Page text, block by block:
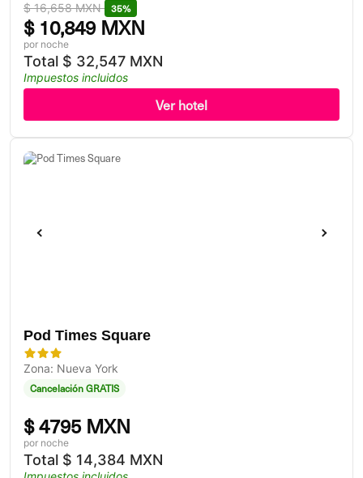
$16,658 MXN 35%
$10,849 MXN
por noche
Total $ 32,547 MXN
Impuestos incluidos
Ver hotel
Pod Times Square
Zona: Nueva York
Cancelación GRATIS
$4795 MXN
por noche
Total $ 14,384 MXN